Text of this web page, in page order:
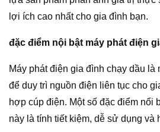
lợi ích cao nhất cho gia đình bạn.
đặc điểm nội bật máy phát điện
Máy phát điện gia đình chạy dầu là
để duy trì nguồn điện liên tục cho
hợp cúp điện. Một số đặc điểm nổi
này là tính tiết kiệm, dễ sử dụng và